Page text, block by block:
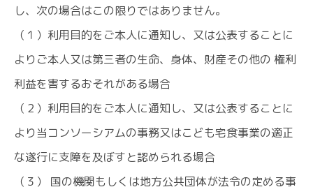
し、次の場合はこの限りではありません。
（１）利用目的をご本人に通知し、又は公表することに
よりご本人又は第三者の生命、身体、財産その他の 権利
利益を害するおそれがある場合
（２）利用目的をご本人に通知し、又は公表することに
より当コンソーシアムの事務又はこども宅食事業の適正
な遂行に支障を及ぼすと認められる場合
（３） 国の機関もしくは地方公共団体が法令の定める事